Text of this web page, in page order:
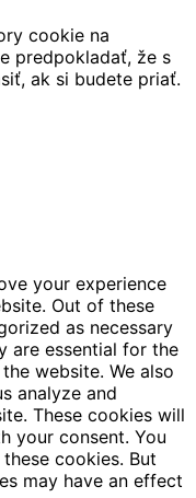
cookie na
predpokladať, že s
ak si budete priať.
your experience
Out of these
as necessary
are essential for the
website. We also
analyze and
These cookies will
your consent. You
cookies. But
may have an effect